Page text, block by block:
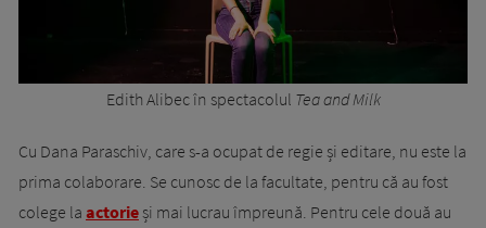
Edith Alibec în spectacolul Tea and Milk
Cu Dana Paraschiv, care s-a ocupat de regie și editare, nu este la
prima colaborare. Se cunosc de la facultate, pentru că au fost
colege la actorieși mai lucrau împreună. Pentru cele două au